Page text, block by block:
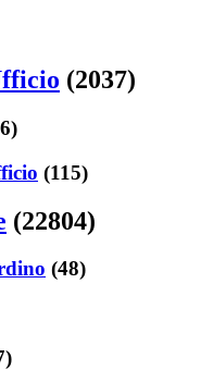
(2037)
(115)
(22804)
(48)